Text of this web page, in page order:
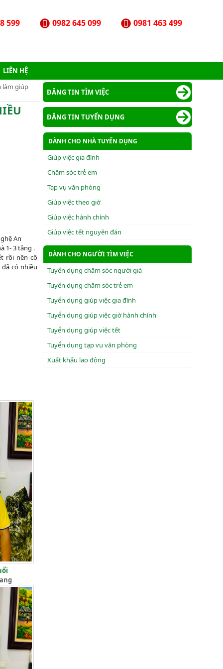
0981 463 499
0982 645 099
599
LIÊN HỆ
làm giúp
An
1- 3 tầng .
rồi nên cô
có nhiều
ĐĂNG TIN TÌM VIỆC
ĐĂNG TIN TUYỂN DỤNG
DÀNH CHO NHÀ TUYỂN DỤNG
Giúp việc gia đình
Chăm sóc trẻ em
Tạp vụ văn phòng
Giúp việc theo giờ
Giúp việc hành chính
Giúp việc tết nguyên đán
DÀNH CHO NGƯỜI TÌM VIỆC
Tuyển dụng chăm sóc người già
Tuyển dụng chăm sóc trẻ em
Tuyển dụng giúp việc gia đình
Tuyển dụng giúp việc giờ hành chính
Tuyển dụng giúp việc tết
Tuyển dụng tạp vụ văn phòng
Xuẩt khẩu lao động